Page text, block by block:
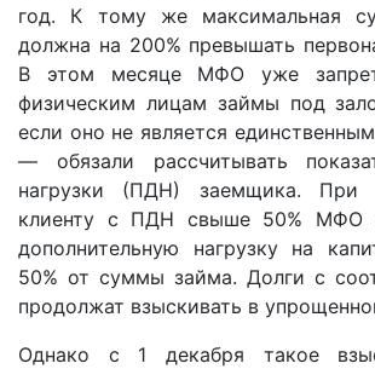
год. К тому же максимальная
должна на 200% превышать
В этом месяце МФО уже
физическим лицам займы под
если оно не является
— обязали рассчитывать
нагрузки (ПДН) заемщика. При
клиенту с ПДН свыше 50% МФО
дополнительную нагрузку на
50% от суммы займа. Долги с
продолжат взыскивать в
Однако с 1 декабря такое